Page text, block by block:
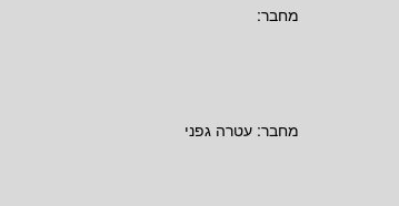
מחבר:
מחבר: עטרה גפני